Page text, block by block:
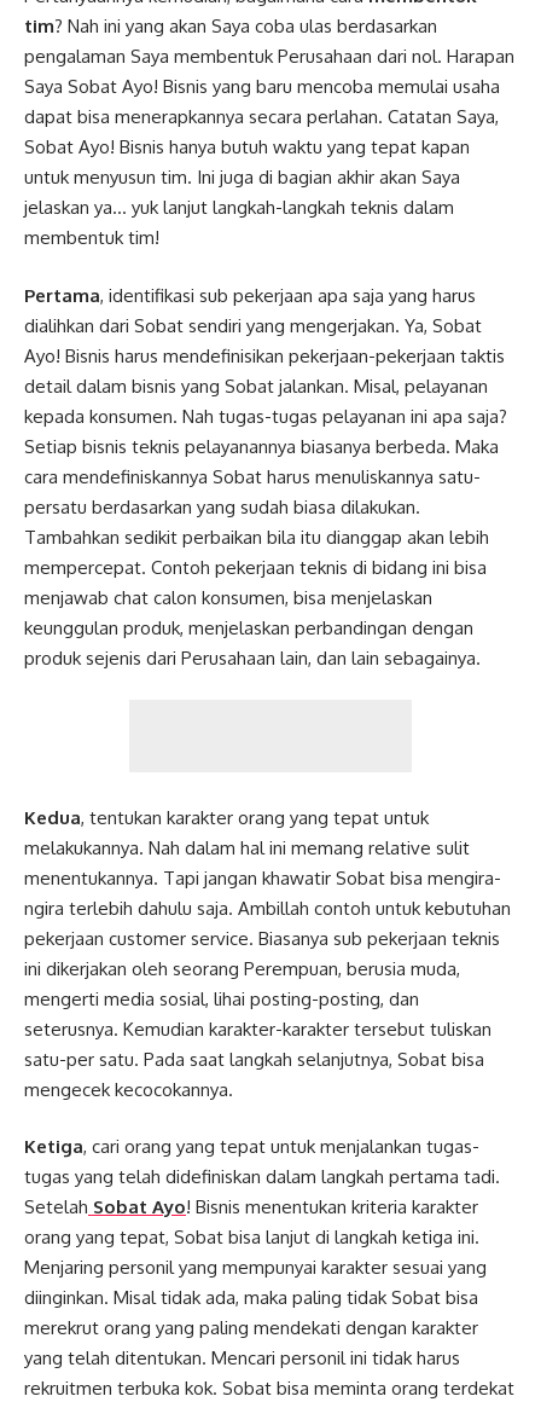
tim? Nah ini yang akan Saya coba ulas berdasarkan
pengalaman Saya membentuk Perusahaan dari nol. Harapan
Saya Sobat Ayo! Bisnis yang baru mencoba memulai usaha
dapat bisa menerapkannya secara perlahan. Catatan Saya,
Sobat Ayo! Bisnis hanya butuh waktu yang tepat kapan
untuk menyusun tim. Ini juga di bagian akhir akan Saya
jelaskan ya… yuk lanjut langkah-langkah teknis dalam
membentuk tim!
Pertama, identifikasi sub pekerjaan apa saja yang harus
dialihkan dari Sobat sendiri yang mengerjakan. Ya, Sobat
Ayo! Bisnis harus mendefinisikan pekerjaan-pekerjaan taktis
detail dalam bisnis yang Sobat jalankan. Misal, pelayanan
kepada konsumen. Nah tugas-tugas pelayanan ini apa saja?
Setiap bisnis teknis pelayanannya biasanya berbeda. Maka
cara mendefiniskannya Sobat harus menuliskannya satu-
persatu berdasarkan yang sudah biasa dilakukan.
Tambahkan sedikit perbaikan bila itu dianggap akan lebih
mempercepat. Contoh pekerjaan teknis di bidang ini bisa
menjawab chat calon konsumen, bisa menjelaskan
keunggulan produk, menjelaskan perbandingan dengan
produk sejenis dari Perusahaan lain, dan lain sebagainya.
Kedua, tentukan karakter orang yang tepat untuk
melakukannya. Nah dalam hal ini memang relative sulit
menentukannya. Tapi jangan khawatir Sobat bisa mengira-
ngira terlebih dahulu saja. Ambillah contoh untuk kebutuhan
pekerjaan customer service. Biasanya sub pekerjaan teknis
ini dikerjakan oleh seorang Perempuan, berusia muda,
mengerti media sosial, lihai posting-posting, dan
seterusnya. Kemudian karakter-karakter tersebut tuliskan
satu-per satu. Pada saat langkah selanjutnya, Sobat bisa
mengecek kecocokannya.
Ketiga, cari orang yang tepat untuk menjalankan tugas-
tugas yang telah didefiniskan dalam langkah pertama tadi.
Setelah Sobat Ayo! Bisnis menentukan kriteria karakter
orang yang tepat, Sobat bisa lanjut di langkah ketiga ini.
Menjaring personil yang mempunyai karakter sesuai yang
diinginkan. Misal tidak ada, maka paling tidak Sobat bisa
merekrut orang yang paling mendekati dengan karakter
yang telah ditentukan. Mencari personil ini tidak harus
rekruitmen terbuka kok. Sobat bisa meminta orang terdekat